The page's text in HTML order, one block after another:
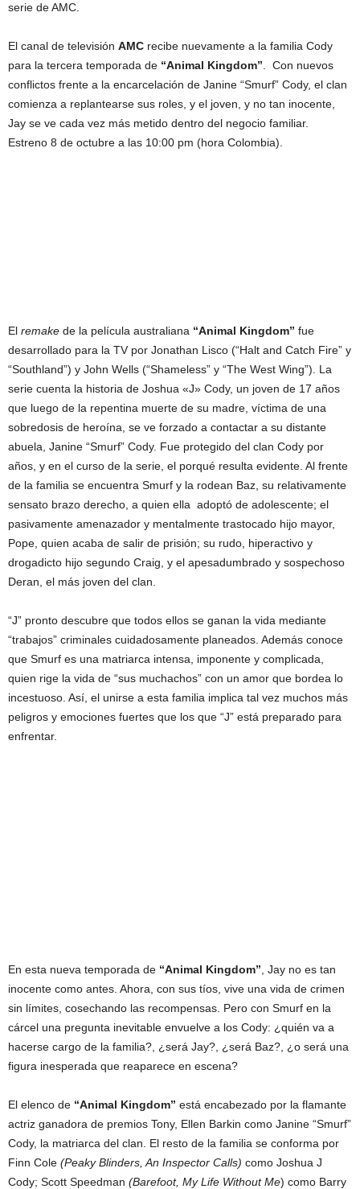
serie de AMC.
El canal de televisión AMC recibe nuevamente a la familia Cody
para la tercera temporada de “Animal Kingdom” . Con nuevos
conflictos frente a la encarcelación de Janine “Smurf” Cody, el clan
comienza a replantearse sus roles, y el joven, y no tan inocente,
Jay se ve cada vez más metido dentro del negocio familiar.
Estreno 8 de octubre a las 10:00 pm (hora Colombia).
El remake de la película australiana “Animal Kingdom” fue
desarrollado para la TV por Jonathan Lisco (“Halt and Catch Fire” y
“Southland”) y John Wells (“Shameless” y “The West Wing”). La
serie cuenta la historia de Joshua «J» Cody, un joven de 17 años
que luego de la repentina muerte de su madre, víctima de una
sobredosis de heroína, se ve forzado a contactar a su distante
abuela, Janine “Smurf” Cody. Fue protegido del clan Cody por
años, y en el curso de la serie, el porqué resulta evidente. Al frente
de la familia se encuentra Smurf y la rodean Baz, su relativamente
sensato brazo derecho, a quien ella adoptó de adolescente; el
pasivamente amenazador y mentalmente trastocado hijo mayor,
Pope, quien acaba de salir de prisión; su rudo, hiperactivo y
drogadicto hijo segundo Craig, y el apesadumbrado y sospechoso
Deran, el más joven del clan.
“J” pronto descubre que todos ellos se ganan la vida mediante
“trabajos” criminales cuidadosamente planeados. Además conoce
que Smurf es una matriarca intensa, imponente y complicada,
quien rige la vida de “sus muchachos” con un amor que bordea lo
incestuoso. Así, el unirse a esta familia implica tal vez muchos más
peligros y emociones fuertes que los que “J” está preparado para
enfrentar.
En esta nueva temporada de “Animal Kingdom” , Jay no es tan
inocente como antes. Ahora, con sus tíos, vive una vida de crimen
sin límites, cosechando las recompensas. Pero con Smurf en la
cárcel una pregunta inevitable envuelve a los Cody: ¿quién va a
hacerse cargo de la familia?, ¿será Jay?, ¿será Baz?, ¿o será una
figura inesperada que reaparece en escena?
El elenco de “Animal Kingdom” está encabezado por la flamante
actriz ganadora de premios Tony, Ellen Barkin como Janine “Smurf”
Cody, la matriarca del clan. El resto de la familia se conforma por
Finn Cole (Peaky Blinders, An Inspector Calls) como Joshua J
Cody; Scott Speedman (Barefoot, My Life Without Me) como Barry